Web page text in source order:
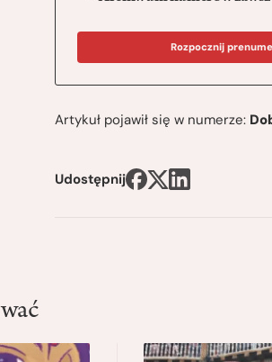
Rozpocznij
Artykuł pojawił się w numerze:
Udostępnij